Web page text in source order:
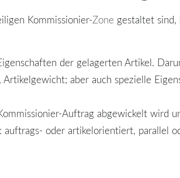
Kommissionier-Zone gestaltet
der gelagerten Artikel.
aber auch spezielle
Auftrag abgewickelt wird
oder artikelorientiert, parallel